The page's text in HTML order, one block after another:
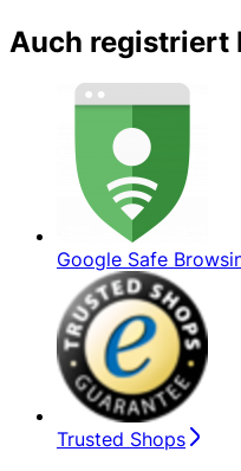
Auch registriert
Google Safe
Trusted Shops